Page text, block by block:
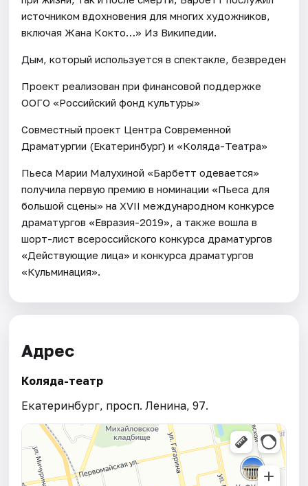
источником вдохновения для многих художников,
включая Жана Кокто…» Из Википедии.
Дым, который используется в спектакле, безвреден
Проект реализован при финансовой поддержке
ООГО «Российский фонд культуры»
Совместный проект Центра Современной
Драматургии (Екатеринбург) и «Коляда-Театра»
Пьеса Марии Малухиной «Барбетт одевается»
получила первую премию в номинации «Пьеса для
большой сцены» на XVII международном конкурсе
драматургов «Евразия-2019», а также вошла в
шорт-лист всероссийского конкурса драматургов
«Действующие лица» и конкурса драматургов
«Кульминация».
Адрес
Коляда-театр
Екатеринбург, просп. Ленина, 97.